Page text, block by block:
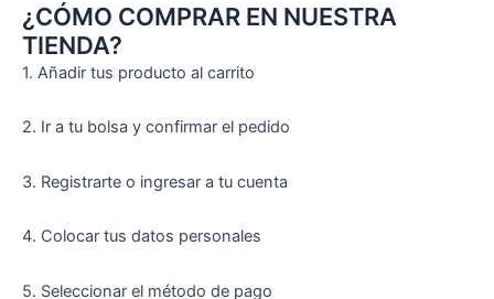
¿CÓMO COMPRAR EN NUESTRA
TIENDA?
1. Añadir tus producto al carrito
2. Ir a tu bolsa y confirmar el pedido
3. Registrarte o ingresar a tu cuenta
4. Colocar tus datos personales
5. Seleccionar el método de pago